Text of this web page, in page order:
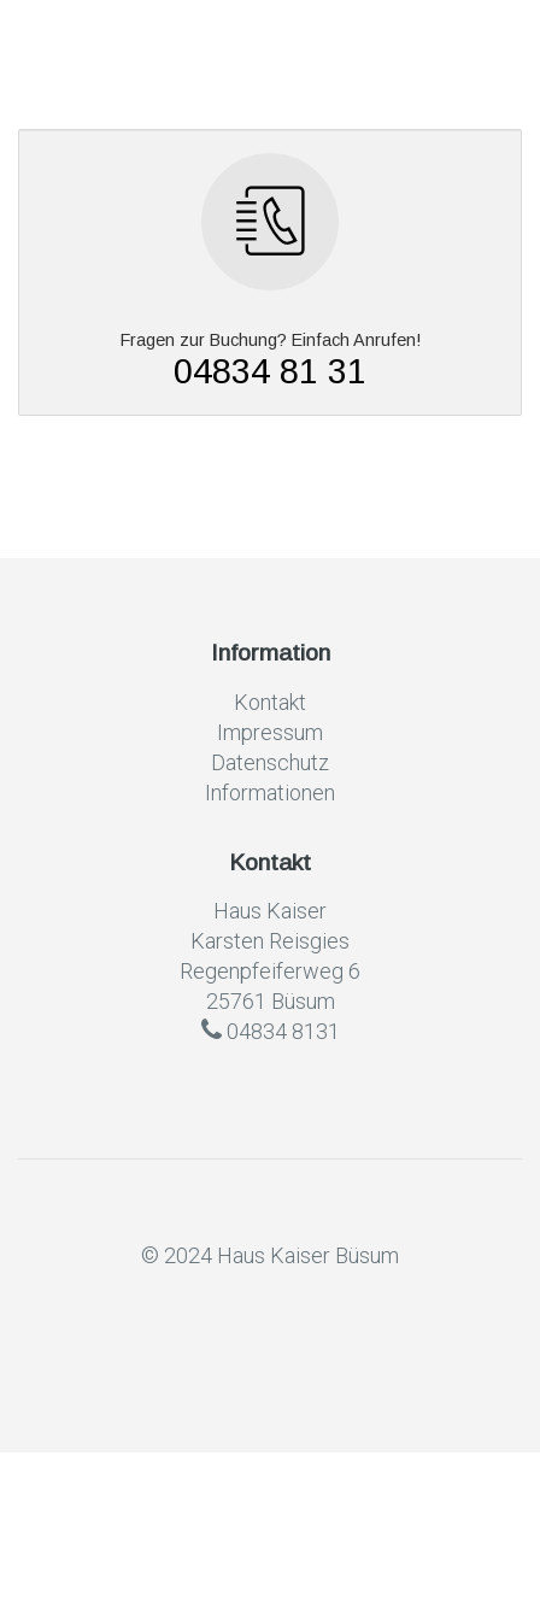
Fragen zur Buchung? Einfach Anrufen!
04834 81 31
Information
Kontakt
Impressum
Datenschutz
Informationen
Kontakt
Haus Kaiser
Karsten Reisgies
Regenpfeiferweg 6
25761 Büsum
04834 8131
© 2024 Haus Kaiser Büsum